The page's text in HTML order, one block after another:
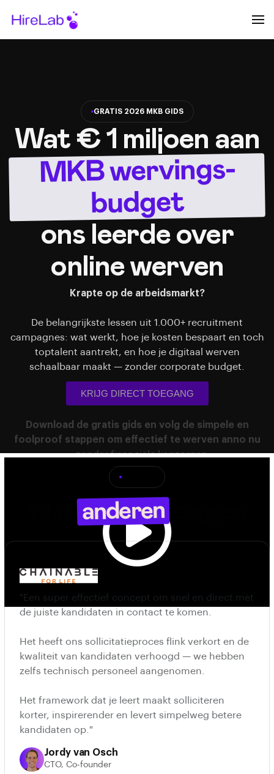
GRATIS 2026 MKB GIDS
Wat € 1 miljoen aan
MKB wervings-
budget
ons leerde over
online werven
Krapte op de arbeidsmarkt?
De belangrijkste lessen uit 1.000+ recruitment
campagnes: wat werkt, hoe je kosten bespaart en toch
toptalent aantrekt, en hoe je digitaal werven
schaalbaar maakt — zonder corporate budget.
KRIJG DIRECT TOEGANG
— zonder financiële kopzorgen.
Wat anderenzeggen
"Een super effectief concept om snel en direct met
de juiste kandidaten in contact te komen.
Het heeft ons sollicitatieproces flink verkort en de
kwaliteit van kandidaten verhoogd — we hebben
zelfs technisch personeel aangenomen.
Het framework dat je leert maakt solliciteren
korter, inspirerender en levert simpelweg betere
kandidaten op."
Jordy van Osch
CTO, Co-founder